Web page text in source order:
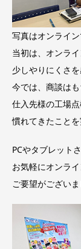
写真はオンライン
当初は、オンラ
少しやりにくさを
今では、商談はも
仕入先様の工場
慣れてきたことを
PCやタブレット
お気軽にオンラ
ご要望がござい